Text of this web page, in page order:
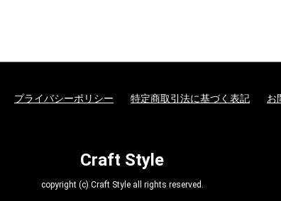
プライバシーポリシー 特定商取引法に基づく表記 お
Craft Style
copyright (c) Craft Style all rights reserved.